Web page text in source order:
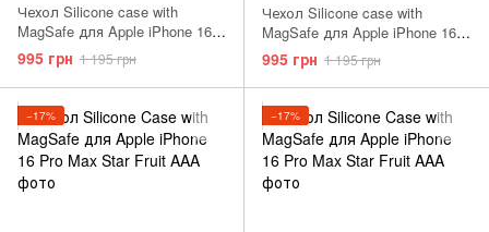
Чехол Silicone case with
MagSafe для Apple iPhone 16
Pro Max Black AAA
995 грн 1 195 грн
Чехол Silicone case with
MagSafe для Apple iPhone 16
Pro Max Denim AAA
995 грн 1 195 грн
−17% −17%